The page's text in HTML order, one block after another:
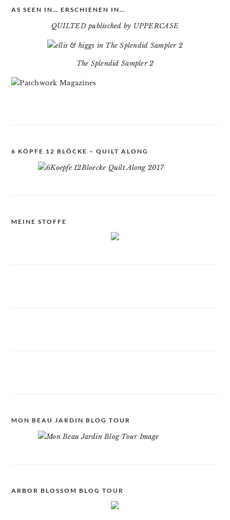
AS SEEN IN… ERSCHIENEN IN…
QUILTED publisched by UPPERCASE
The Splendid Sampler 2
6 KÖPFE 12 BLÖCKE – QUILT ALONG
MEINE STOFFE
MON BEAU JARDIN BLOG TOUR
ARBOR BLOSSOM BLOG TOUR